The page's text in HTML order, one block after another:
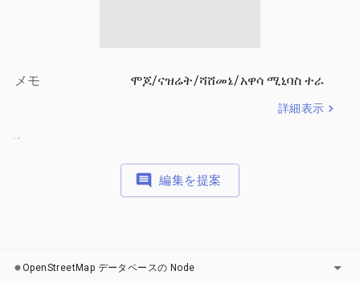
メモ ሞጆ/ናዝሬት/ሻሸመኔ/አዋሳ ሚኒባስ ተራ
詳細表示
. ..
編集を提案
OpenStreetMap データベースの Node レイヤー